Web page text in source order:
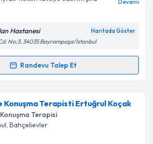
verilerimin işlenmesine ilişkinAydınlatma
okudum ve kişisel verilerimin belirtilen
işlenmesini kabul ediyorum.
Devamı
Hastanesi Haritada Göster
No:3, 34035 Bayrampaşa/İstanbul
Randevu Talep Et
Takvimi Talebi
Nazlı Çakıcı Öksüziçin randevu
oluşturun. Size bu uzmandan randevu
bir takvim hazırlandığında e-posta ile
Konuşma Terapisti Ertuğrul Koçak
Terapisi
, Bahçelievler